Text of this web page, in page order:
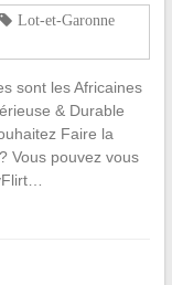
Lot-et-Garonne
sont les Africaines
& Durable
Faire la
Vous pouvez vous